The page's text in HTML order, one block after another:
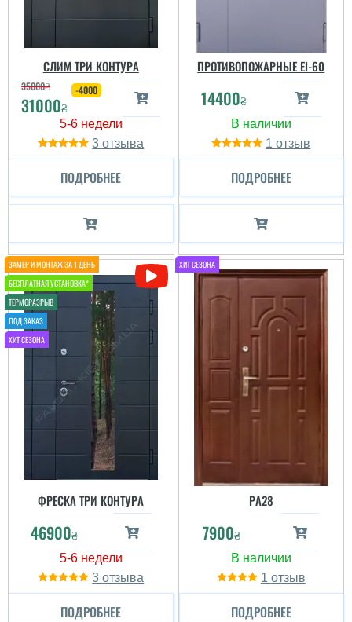
СЛИМ ТРИ КОНТУРА
35000₴
31000₴
-4000
3
ПОДРОБНЕЕ
ПРОТИВОПОЖАРНЫЕ ЕІ-60
14400₴
1
ПОДРОБНЕЕ
ФРЕСКА ТРИ КОНТУРА
46900₴
3
ПОДРОБНЕЕ
PА28
7900₴
1
ПОДРОБНЕЕ